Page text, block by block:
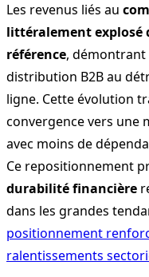
Les revenus liés au
littéralement explosé
référence,
distribution B2B au
ligne. Cette évolution
convergence vers une
avec moins de
Ce repositionnement
durabilité financière
dans les grandes
positionnement
ralentissements